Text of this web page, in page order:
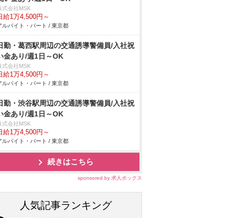
式会社MSK
給1万4,500円～
ルバイト・パート / 東京都
勤・葛西駅周辺の交通誘導警備員/入社祝
金あり/週1日～OK
式会社MSK
給1万4,500円～
ルバイト・パート / 東京都
勤・渋谷駅周辺の交通誘導警備員/入社祝
金あり/週1日～OK
式会社MSK
給1万4,500円～
ルバイト・パート / 東京都
続きはこちら
sponsored by 求人ボックス
人気記事ランキング